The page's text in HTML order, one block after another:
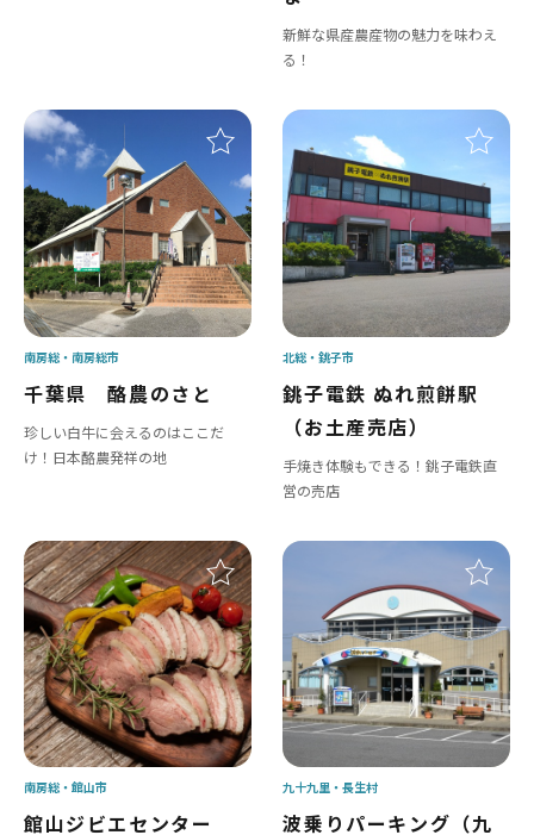
新鮮な県産農産物の魅力を味わえ
る！
千葉県 酪農のさと
珍しい白牛に会えるのはここだ
け！日本酪農発祥の地
南房総 南房総市
銚子電鉄 ぬれ煎餅駅
（お土産売店）
手焼き体験もできる！銚子電鉄直
営の売店
北総 銚子市
館山ジビエセンター
南房総 館山市
波乗りパーキング（九
九十九里 長生村